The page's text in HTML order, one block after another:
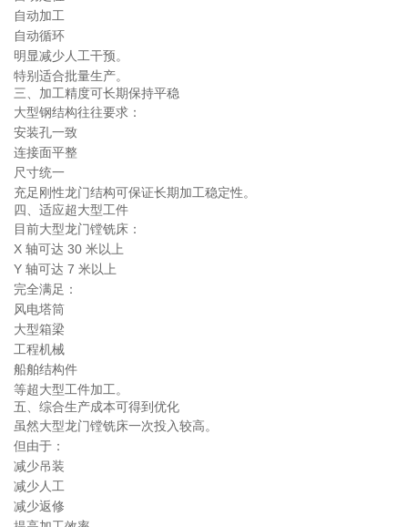
自动加工
自动循环
明显减少人工干预。
特别适合批量生产。
三、加工精度可长期保持平稳
大型钢结构往往要求：
安装孔一致
连接面平整
尺寸统一
充足刚性龙门结构可保证长期加工稳定性。
四、适应超大型工件
目前大型龙门镗铣床：
X 轴可达 30 米以上
Y 轴可达 7 米以上
完全满足：
风电塔筒
大型箱梁
工程机械
船舶结构件
等超大型工件加工。
五、综合生产成本可得到优化
虽然大型龙门镗铣床一次投入较高。
但由于：
减少吊装
减少人工
减少返修